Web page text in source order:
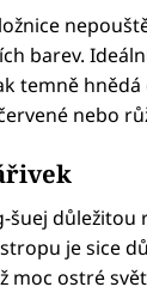
barev.
temně hnědá
nebo
šuej důležitou
je sice
moc ostré